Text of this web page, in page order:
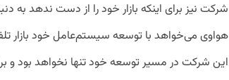
شرکت نیز برای اینکه بازار خود را از دست ندهد به
هواوی می‌خواهد با توسعه سیستم‌عامل خود بازار
این شرکت در مسیر توسعه خود تنها نخواهد بود و